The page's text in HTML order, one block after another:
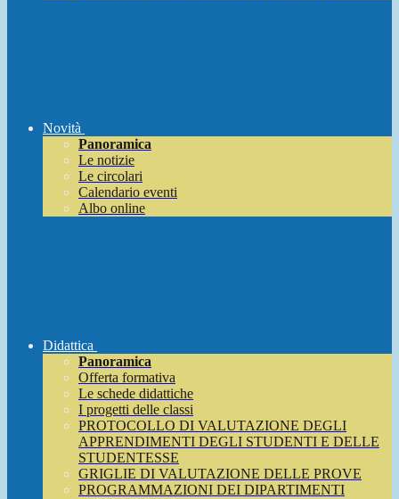
Novità
Panoramica
Le notizie
Le circolari
Calendario eventi
Albo online
Didattica
Panoramica
Offerta formativa
Le schede didattiche
I progetti delle classi
PROTOCOLLO DI VALUTAZIONE DEGLI
APPRENDIMENTI DEGLI STUDENTI E DELLE
STUDENTESSE
GRIGLIE DI VALUTAZIONE DELLE PROVE
PROGRAMMAZIONI DEI DIPARTIMENTI